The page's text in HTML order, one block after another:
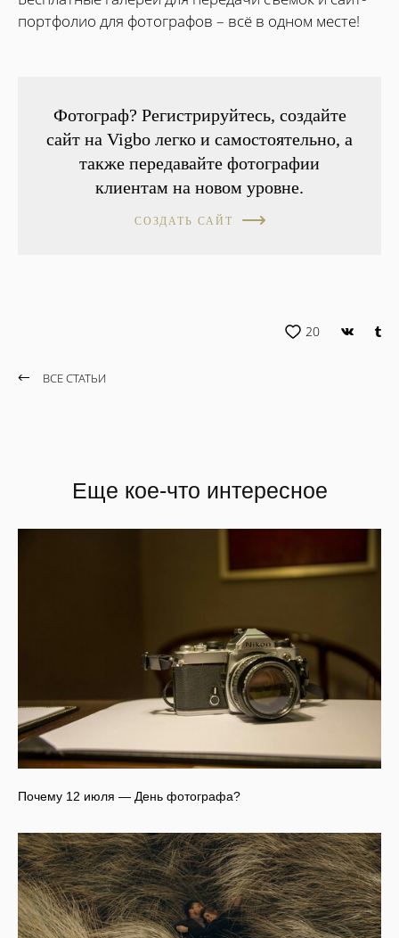
портфолио для фотографов – всё в одном месте!
Фотограф? Регистрируйтесь, создайте
сайт на Vigbo легко и самостоятельно, а
также передавайте фотографии
клиентам на новом уровне.
СОЗДАТЬ САЙТ
20
ВСЕ СТАТЬИ
Еще кое-что интересное
Почему 12 июля — День фотографа?